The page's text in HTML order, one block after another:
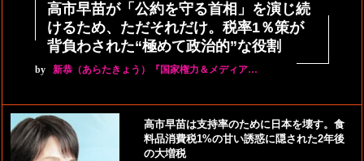
高市早苗が「公約を守る首相」を演じ続
けるため、ただそれだけ。税率1％策が
背負わされた“極めて政治的”な役割
by 新恭（あらたきょう）『国家権力＆メディア…
高市早苗は支持率のために日本を壊す。食
料品消費税1%の甘い誘惑に隠された2年後
の大増税